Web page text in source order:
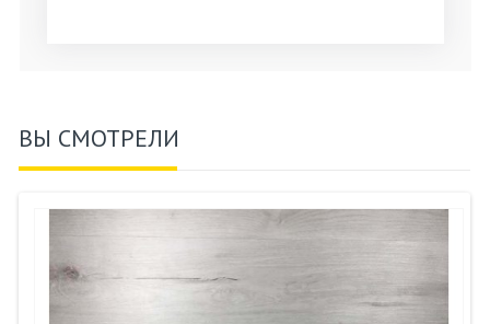
ВЫ СМОТРЕЛИ